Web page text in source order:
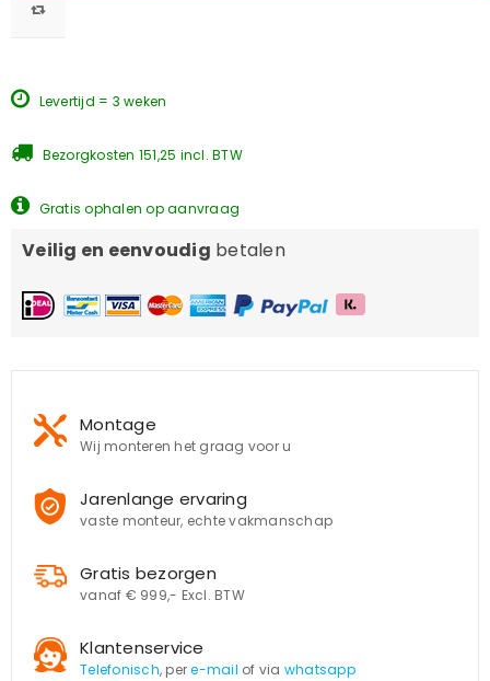
Levertijd = 3 weken
Bezorgkosten 151,25 incl. BTW
Gratis ophalen op aanvraag
Veilig en eenvoudig betalen
Montage
Wij monteren het graag voor u
Jarenlange ervaring
vaste monteur, echte vakmanschap
Gratis bezorgen
vanaf € 999,- Excl. BTW
Klantenservice
Telefonisch, pere-mail of via whatsapp